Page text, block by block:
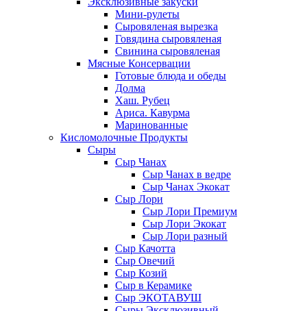
Мини-рулеты
Сыровяленая вырезка
Говядина сыровяленая
Свинина сыровяленая
Мясные Консервации
Готовые блюда и обеды
Долма
Хаш. Рубец
Ариса. Кавурма
Маринованные
Кисломолочные Продукты
Сыры
Сыр Чанах
Сыр Чанах в ведре
Сыр Чанах Экокат
Сыр Лори
Сыр Лори Премиум
Сыр Лори Экокат
Сыр Лори разный
Сыр Качотта
Сыр Овечий
Сыр Козий
Сыр в Керамике
Сыр ЭКОТАВУШ